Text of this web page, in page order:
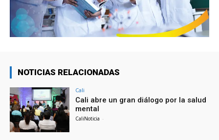
NOTICIAS RELACIONADAS
Cali
Cali abre un gran diálogo por la salud
mental
CaliNoticia -